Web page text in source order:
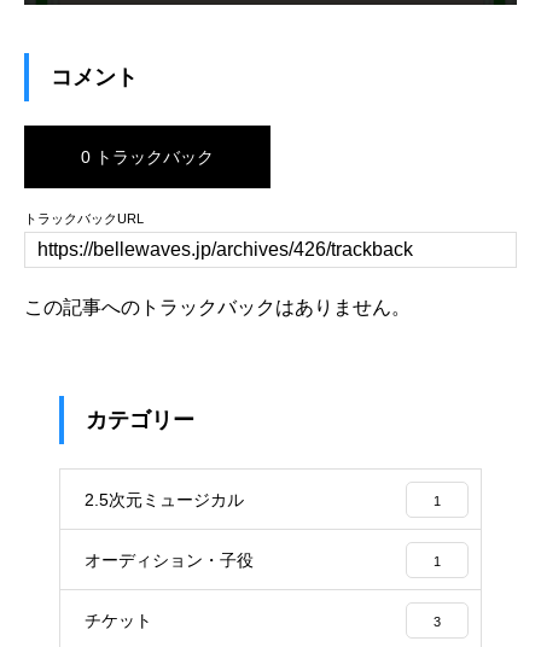
コメント
0 トラックバック
トラックバックURL
この記事へのトラックバックはありません。
カテゴリー
2.5次元ミュージカル 1
オーディション・子役 1
チケット 3